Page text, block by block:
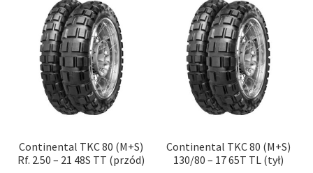
Continental TKC 80 (M+S)
Rf. 2.50 – 21 48S TT (przód)
Continental TKC 80 (M+S)
130/80 – 17 65T TL (tył)